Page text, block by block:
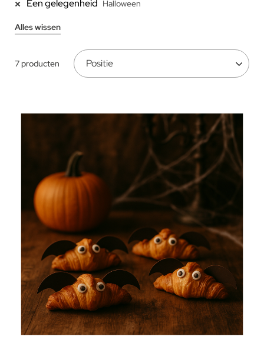
7producten
Een gelegenheid Halloween
Alles wissen